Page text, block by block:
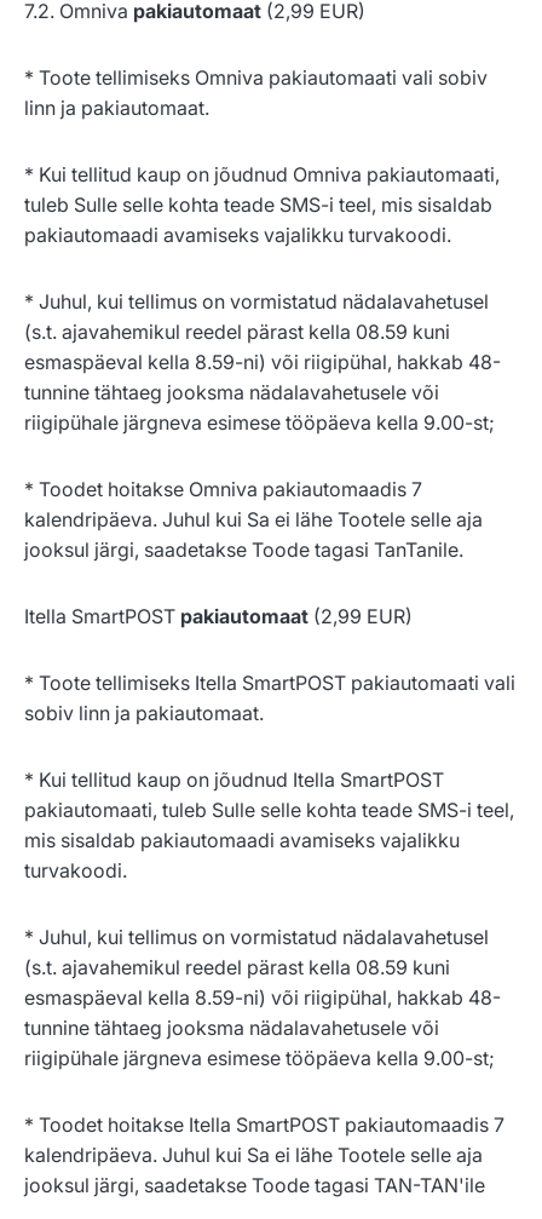
7.2. Omniva pakiautomaat (2,99 EUR)
* Toote tellimiseks Omniva pakiautomaati vali sobiv
linn ja pakiautomaat.
* Kui tellitud kaup on jõudnud Omniva pakiautomaati,
tuleb Sulle selle kohta teade SMS-i teel, mis sisaldab
pakiautomaadi avamiseks vajalikku turvakoodi.
* Juhul, kui tellimus on vormistatud nädalavahetusel
(s.t. ajavahemikul reedel pärast kella 08.59 kuni
esmaspäeval kella 8.59-ni) või riigipühal, hakkab 48-
tunnine tähtaeg jooksma nädalavahetusele või
riigipühale järgneva esimese tööpäeva kella 9.00-st;
* Toodet hoitakse Omniva pakiautomaadis 7
kalendripäeva. Juhul kui Sa ei lähe Tootele selle aja
jooksul järgi, saadetakse Toode tagasi TanTanile.
Itella SmartPOST pakiautomaat (2,99 EUR)
* Toote tellimiseks Itella SmartPOST pakiautomaati vali
sobiv linn ja pakiautomaat.
* Kui tellitud kaup on jõudnud Itella SmartPOST
pakiautomaati, tuleb Sulle selle kohta teade SMS-i teel,
mis sisaldab pakiautomaadi avamiseks vajalikku
turvakoodi.
* Juhul, kui tellimus on vormistatud nädalavahetusel
(s.t. ajavahemikul reedel pärast kella 08.59 kuni
esmaspäeval kella 8.59-ni) või riigipühal, hakkab 48-
tunnine tähtaeg jooksma nädalavahetusele või
riigipühale järgneva esimese tööpäeva kella 9.00-st;
* Toodet hoitakse Itella SmartPOST pakiautomaadis 7
kalendripäeva. Juhul kui Sa ei lähe Tootele selle aja
jooksul järgi, saadetakse Toode tagasi TAN-TAN'ile